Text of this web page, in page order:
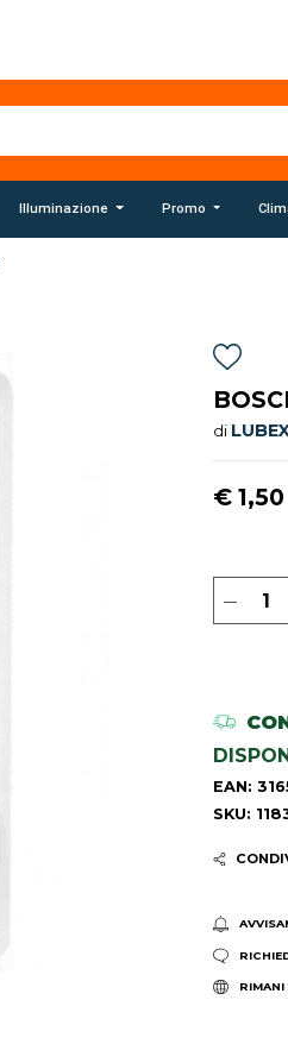
Illuminazione Promo
di
€ 1,50
EAN:
SKU: